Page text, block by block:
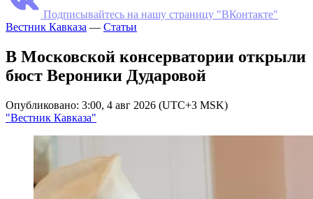
Подписывайтесь на нашу страницу "ВКонтакте"
Вестник Кавказа — Статьи
В Московской консерватории открыли
бюст Вероники Дударовой
Опубликовано: 3:00, 4 авг 2026 (UTC+3 MSK)
"Вестник Кавказа"